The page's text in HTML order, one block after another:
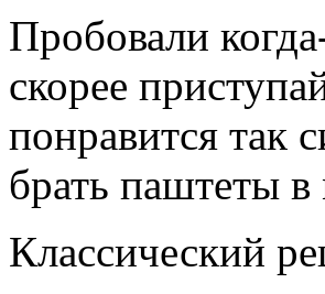
Пробовали
скорее
понравится так
брать паштеты в
Классический